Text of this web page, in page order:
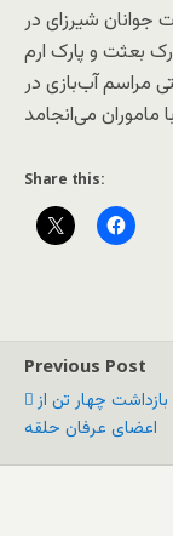
جوانان شیرزای در
بعثت و پارک ارم
مراسم آب‌بازی در
Share this:
Previous Post
بازداشت چهار تن از
اعضای عرفان حلقه